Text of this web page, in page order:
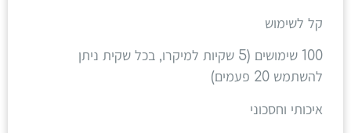
קל לשימוש
100 שימושים (5 שקיות למיקרו, בכל שקית ניתן
להשתמש 20 פעמים)
איכותי וחסכוני